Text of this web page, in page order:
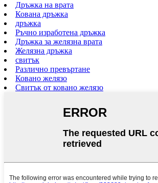
Дръжка на врата
Кована дръжка
дръжка
Ръчно изработена дръжка
Дръжка за желязна врата
Желязна дръжка
свитък
Различно превъртане
Ковано желязо
Свитък от ковано желязо